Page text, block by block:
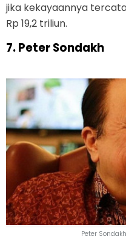
jika kekayaannya
Rp 19,2 triliun.
7. Peter Sondakh
Peter